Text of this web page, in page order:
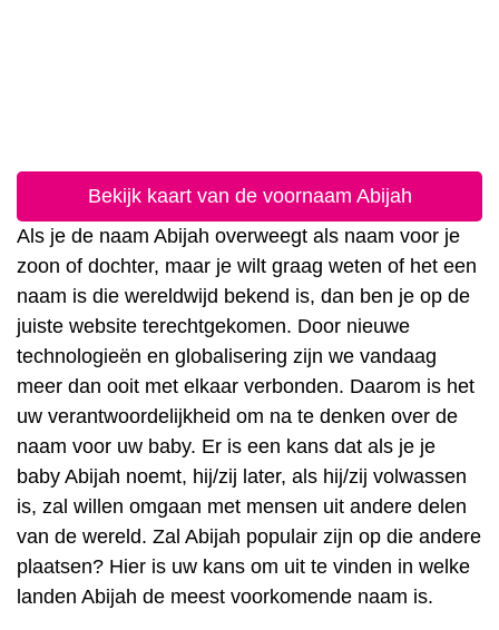
Bekijk kaart van de voornaam Abijah
Als je de naam Abijah overweegt als naam voor je
zoon of dochter, maar je wilt graag weten of het een
naam is die wereldwijd bekend is, dan ben je op de
juiste website terechtgekomen. Door nieuwe
technologieën en globalisering zijn we vandaag
meer dan ooit met elkaar verbonden. Daarom is het
uw verantwoordelijkheid om na te denken over de
naam voor uw baby. Er is een kans dat als je je
baby Abijah noemt, hij/zij later, als hij/zij volwassen
is, zal willen omgaan met mensen uit andere delen
van de wereld. Zal Abijah populair zijn op die andere
plaatsen? Hier is uw kans om uit te vinden in welke
landen Abijah de meest voorkomende naam is.